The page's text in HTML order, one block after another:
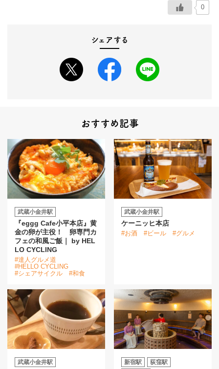
0
シェアする
おすすめ記事
武蔵小金井駅
『eggg Cafe小平本店』黄
金の卵が主役！ 卵専門カ
フェの和風ご飯｜ by HEL
LO CYCLING
#達人グルメ道
#HELLO CYCLING
#シェアサイクル
#和食
武蔵小金井駅
ケーニッヒ本店
#お酒 #ビール #グルメ
武蔵小金井駅 新宿駅
荻窪駅